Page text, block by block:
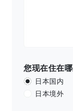
您现在住在哪
日本国内
日本境外